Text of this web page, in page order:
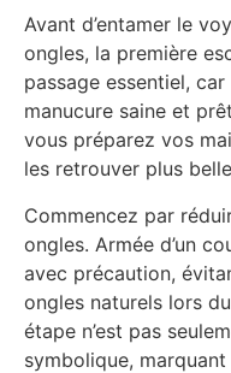
Avant d’entamer le
ongles, la première
passage essentiel,
manucure saine et
vous préparez vos
les retrouver plus
Commencez par
ongles. Armée d’un
avec précaution,
ongles naturels lors
étape n’est pas
symbolique,